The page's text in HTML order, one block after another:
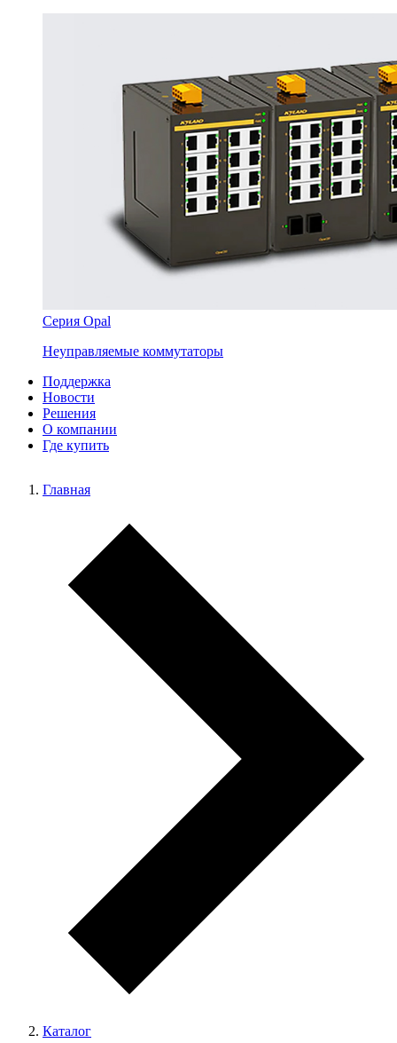
Серия Opal
Неуправляемые коммутаторы
Поддержка
Новости
Решения
О компании
Где купить
Главная
Каталог